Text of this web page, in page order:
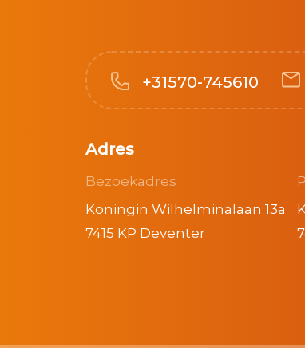
+31570-745610
Adres
Bezoekadres
Koningin Wilhelminalaan 13a
7415 KP Deventer